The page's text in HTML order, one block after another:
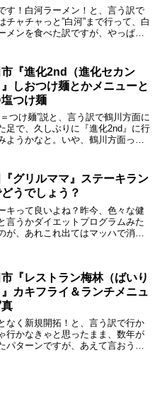
す！白河ラーメン！と、言う訳で
チャチャっと”白河”まで行って、白
メンを食べた訳ですが、やっぱラ
ーメンが盛んな地域、ご当地ラー
たいなのがある...
『進化2nd（進化セカン
』しおつけ麺とかメニューと
つけ麺
つけ麺”説と、言う訳で鶴川方面に
足で、久しぶりに『進化2nd』に行
ようかなと。いや、鶴川方面って
的な飲食店もチラホラしか無い
んとなく遠い...
グリルママ』ステーキラン
うでしょう？
キって良いよね？昨今、色々な健
言うかダイエットプログラムみた
が、あれこれ出てはマッハで消え
限」みたいなの...
『レストラン梅林（ばいり
』カキフライ＆ランチメニュ
なく新規開拓！と、言う訳で行か
行かなきゃと思ったまま、数年が
パターンですが、あえて言おう！